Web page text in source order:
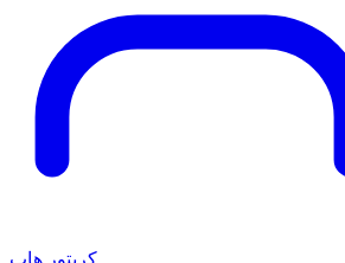
کریتور هاب